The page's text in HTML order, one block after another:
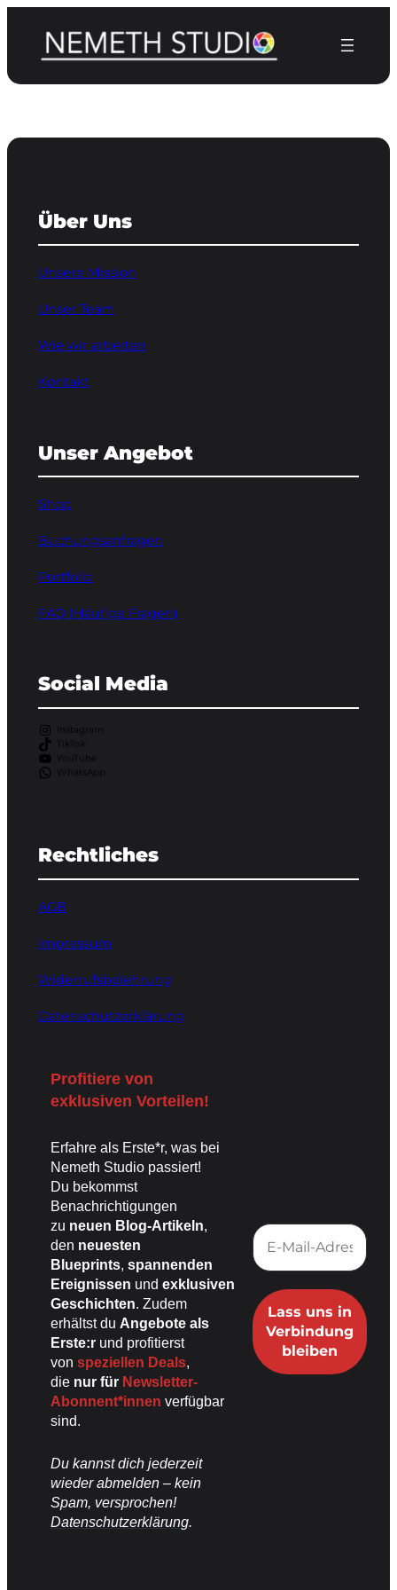
springen
Über Uns
Unsere Mission
Unser Team
Wie wir arbeiten
Kontakt
Unser Angebot
Shop
Buchungsanfragen
Portfolio
FAQ (Häufige Fragen)
Social Media
Instagram
TikTok
YouTube
WhatsApp
Rechtliches
AGB
Impressum
Widerrufsbelehrung
Datenschutzerklärung
Profitiere von
exklusiven Vorteilen!
Erfahre als Erste*r, was bei
Nemeth Studio passiert!
Du bekommst
Benachrichtigungen
zu neuen Blog-Artikeln,
den neuesten
Blueprints, spannenden
Ereignissen und exklusiven
Geschichten. Zudem
erhältst du Angebote als
Erste:r und profitierst
von speziellen Deals,
die nur für Newsletter-
Abonnent*innen verfügbar
sind.
Du kannst dich jederzeit
wieder abmelden – kein
Spam, versprochen!
Datenschutzerklärung.